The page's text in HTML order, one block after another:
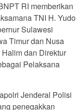
RI memberikan
TNI H. Yudo
Sulawesi
Timur dan Nusa
dan Direktur
Pelaksana
Jenderal Polisi
penegakkan